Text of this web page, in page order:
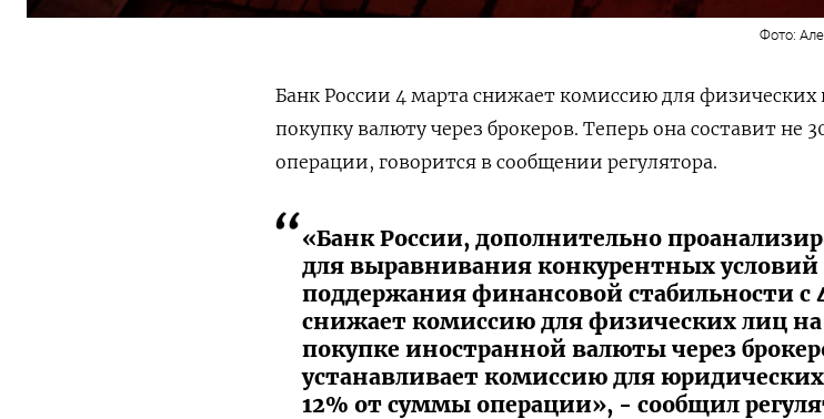
Фото:
Банк России 4 марта снижает комиссию для
покупку валюту через брокеров. Теперь она составит не
операции, говорится в сообщении регулятора.
«Банк России, дополнительно
для выравнивания конкурентных
поддержания финансовой стабильности с
снижает комиссию для физических лиц
покупке иностранной валюты через
устанавливает комиссию для
12% от суммы операции», - сообщил